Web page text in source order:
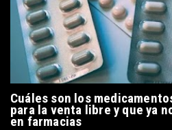
Cuáles son los
para la venta libre y que ya
en farmacias